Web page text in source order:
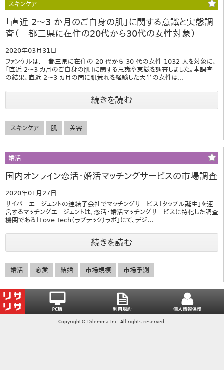
スキンケア
「直近 2～3 か月のご自身の肌」に関する意識と実態調
査（一都三県に在住の20代から30代の女性対象）
2020年03月31日
ファンケルは、一都三県に在住の 20 代から 30 代の女性 1032 人を対象に、
「直近 2～3 カ月のご自身の肌」に関する意識や実態を調査しました。本調査
の結果、直近 2～3 カ月の間に肌荒れを経験した大半の女性は...
続きを読む
スキンケア 肌 美容
婚活
国内オンライン恋活・婚活マッチングサービスの市場調査
2020年01月27日
サイバーエージェントの連結子会社でマッチングサービス「タップル誕生」を運
営するマッチングエージェントは、恋活・婚活マッチングサービスに特化した調査
機関である「Love Tech（ラブテック）ラボ」にて、デジ...
続きを読む
婚活 恋愛 結婚 市場規模 市場予測
Copyright© Dilemma Inc. All rights reserved.